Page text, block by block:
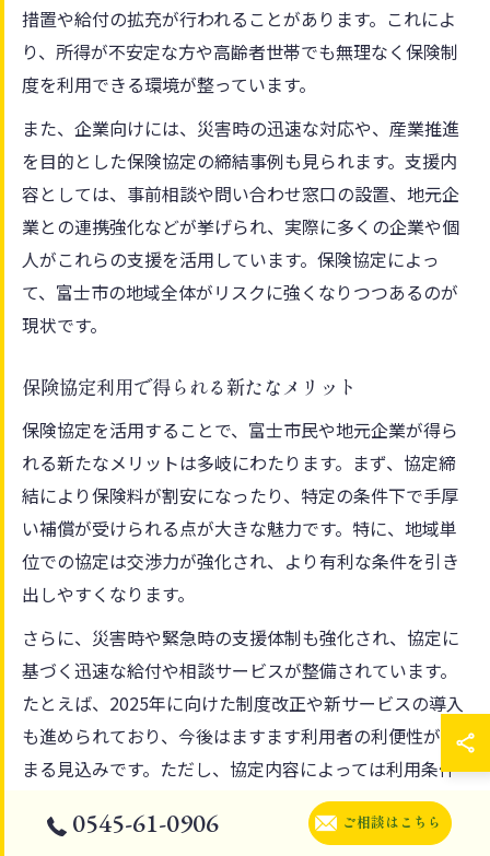
措置や給付の拡充が行われることがあります。これによ
り、所得が不安定な方や高齢者世帯でも無理なく保険制
度を利用できる環境が整っています。
また、企業向けには、災害時の迅速な対応や、産業推進
を目的とした保険協定の締結事例も見られます。支援内
容としては、事前相談や問い合わせ窓口の設置、地元企
業との連携強化などが挙げられ、実際に多くの企業や個
人がこれらの支援を活用しています。保険協定によっ
て、富士市の地域全体がリスクに強くなりつつあるのが
現状です。
保険協定利用で得られる新たなメリット
保険協定を活用することで、富士市民や地元企業が得ら
れる新たなメリットは多岐にわたります。まず、協定締
結により保険料が割安になったり、特定の条件下で手厚
い補償が受けられる点が大きな魅力です。特に、地域単
位での協定は交渉力が強化され、より有利な条件を引き
出しやすくなります。
さらに、災害時や緊急時の支援体制も強化され、協定に
基づく迅速な給付や相談サービスが整備されています。
たとえば、2025年に向けた制度改正や新サービスの導入
も進められており、今後はますます利用者の利便性が高
まる見込みです。ただし、協定内容によっては利用条件
が限定される場合もあるため、詳細は必ず問い合わせ窓
口で確認しましょう。
0545-61-0906 ご相談はこちら